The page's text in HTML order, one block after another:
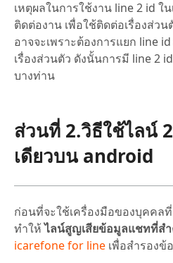
เหตุผลในการใช้งาน line 2 id ใน
ติดต่องาน เพื่อใช้ติดต่อเรื่องส่ว
อาจจะเพราะต้องการแยก line
เรื่องส่วนตัว ดังนั้นการมี line 2
บางท่าน
ส่วนที่ 2.วิธีใช้ไลน์
เดียวบน android
ก่อนที่จะใช้เครื่องมือของบุคคล
ทำให้ไลน์สูญเสียข้อมูลแชทที่ส
icarefone for line เพื่อสำรอง